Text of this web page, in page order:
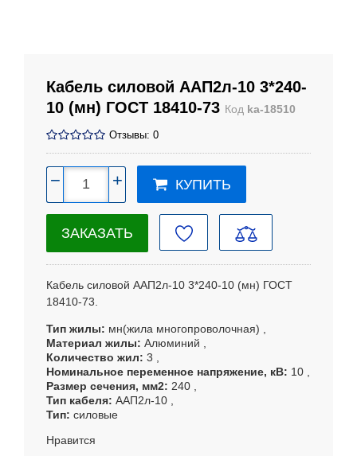
Кабель силовой ААП2л-10 3*240-
10 (мн) ГОСТ 18410-73 Код ka-18510
Отзывы: 0
− + КУПИТЬ
ЗАКАЗАТЬ
Кабель силовой ААП2л-10 3*240-10 (мн) ГОСТ
18410-73.
Тип жилы
мн(жила многопроволочная)
Материал жилы
Алюминий
Количество жил
3
Номинальное переменное напряжение, кВ
10
Размер сечения, мм2 240
Тип кабеля ААП2л-10
Тип силовые
Нравится